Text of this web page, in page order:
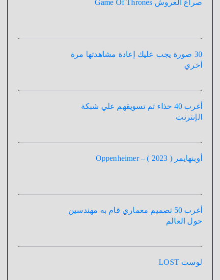
صراع العروش Game Of Thrones
30 صورة يجب عليك إعادة مشاهدتها مرة
أخري
أغرب 40 حذاء تم تسويقهم علي شبكة
الإنترنت
أوبنهايمر ( 2023 ) – Oppenheimer
أغرب 50 تصميم معماري قام به مهندسين
حول العالم
لوست LOST